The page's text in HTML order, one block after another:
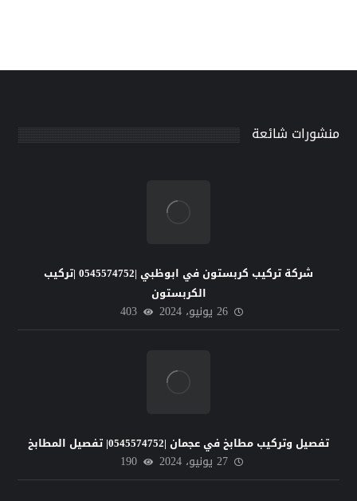
منشورات شائعة
شركة تركيب كربستون في ابوظبي |0545574752 |تركيب
الكربستون
26 يونيو، 2024 403
تفصيل وتركيب مطابخ في عجمان |0545574752| تفصيل المطابخ
27 يونيو، 2024 190